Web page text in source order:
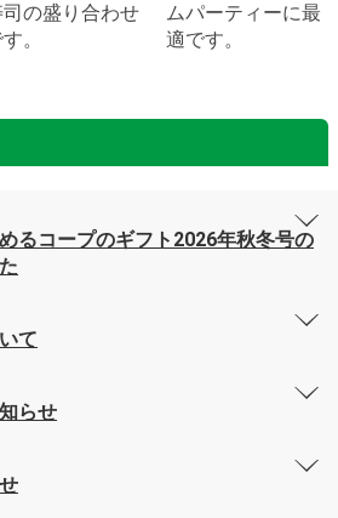
の盛り合わせ
。
ムパーティーに最
適です。
るコープのギフト2026年秋冬号の
て
らせ